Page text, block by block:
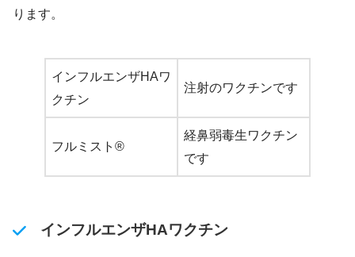
ります。
インフルエンザHAワ
クチン
注射のワクチンです
フルミスト®
経鼻弱毒生ワクチン
です
インフルエンザHAワクチン